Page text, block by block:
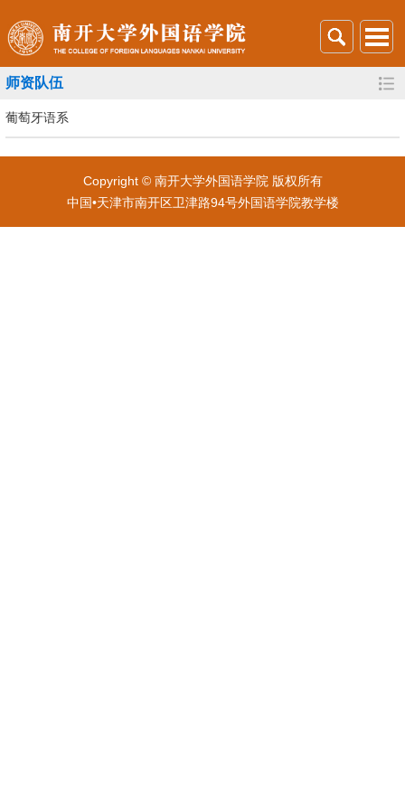
师资队伍
葡萄牙语系
Copyright © 南开大学外国语学院 版权所有
中国•天津市南开区卫津路94号外国语学院教学楼